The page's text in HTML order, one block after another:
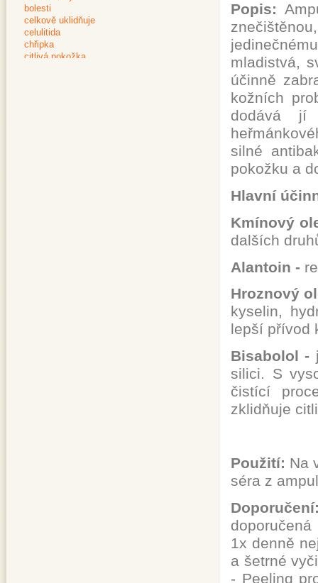
Popis:
mladistvá,
účinně
kožních
dodává jí
silné
pokožku a
Hlavní
Kmínový
dalších
Alantoin -
Hroznový
kyselin,
lepší přívod
Bisabolol -
silici. S
čistící
zklidňuje
Použití: Na
séra z
1x denně
a šetrné
- Peeling